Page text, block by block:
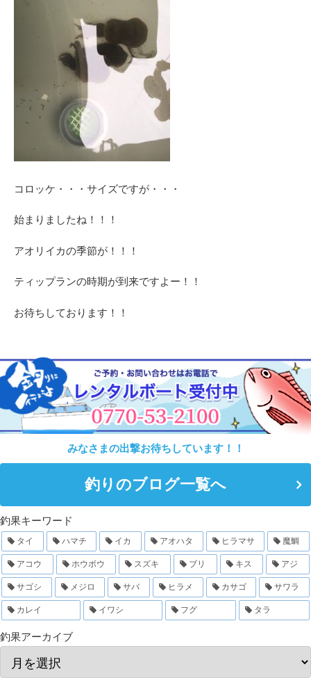
コロッケ・・・サイズですが・・・
始まりましたね！！！
アオリイカの季節が！！！
ティップランの時期が到来ですよー！！
お待ちしております！！
みなさまの出撃お待ちしています！！
釣りのブログ一覧へ
釣果キーワード
タイ ハマチ イカ アオハタ ヒラマサ 魔鯛
アコウ ホウボウ スズキ ブリ キス アジ
サゴシ メジロ サバ ヒラメ カサゴ サワラ
カレイ イワシ フグ タラ
釣果アーカイブ